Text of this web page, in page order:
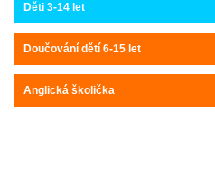
Děti 3-14 let
Doučování dětí 6-15 let
Anglická školička